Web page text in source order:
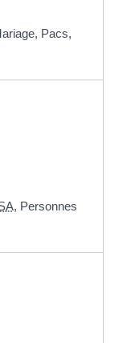
Pacs,
, Personnes